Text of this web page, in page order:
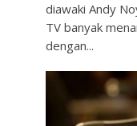
diawaki Andy
TV banyak
dengan...